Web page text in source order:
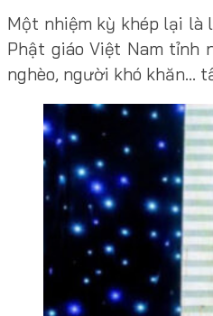
Một nhiệm kỳ khép lại là
Phật giáo Việt Nam tỉnh
nghèo, người khó khăn…